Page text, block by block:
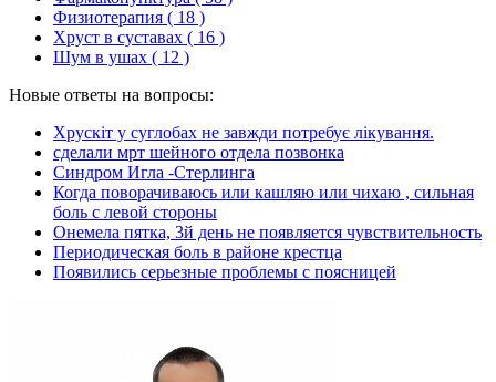
Физиотерапия ( 18 )
Хруст в суставах ( 16 )
Шум в ушах ( 12 )
Новые ответы на вопросы:
Хрускіт у суглобах не завжди потребує лікування.
сделали мрт шейного отдела позвонка
Синдром Игла -Стерлинга
Когда поворачиваюсь или кашляю или чихаю , сильная
боль с левой стороны
Онемела пятка, 3й день не появляется чувствительность
Периодическая боль в районе крестца
Появились серьезные проблемы с поясницей